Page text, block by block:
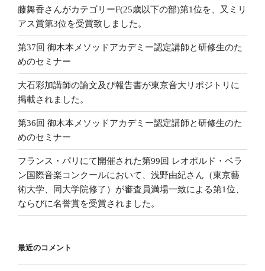
藤舞香さんがカテゴリーF(25歳以下の部)第1位を、又ミリ
アス賞第3位を受賞致しました。
第37回 御木本メソッドアカデミー認定講師と研修生のた
めのセミナー
大石彩加講師の論文及び報告書が東京音大リポジトリに
掲載されました。
第36回 御木本メソッドアカデミー認定講師と研修生のた
めのセミナー
フランス・パリにて開催された第99回 レオポルド・ベラ
ン国際音楽コンクールにおいて、浅野由紀さん（東京藝
術大学、同大学院修了）が審査員満場一致による第1位、
ならびに名誉賞を受賞されました。
最近のコメント